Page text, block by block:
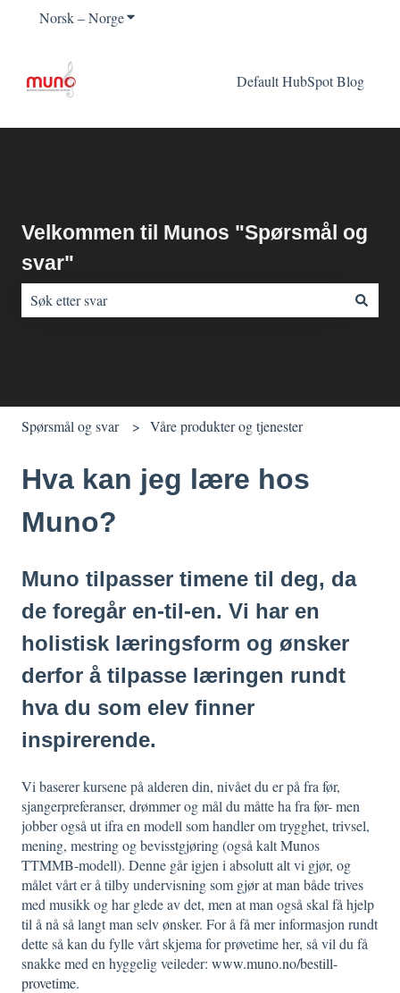
Norsk – NorgeVis undermeny for oversettelser
Default HubSpot Blog
Velkommen til Munos "Spørsmål og
svar"
Spørsmål og svar Våre produkter og tjenester
Hva kan jeg lære hos
Muno?
Muno tilpasser timene til deg, da
de foregår en-til-en. Vi har en
holistisk læringsform og ønsker
derfor å tilpasse læringen rundt
hva du som elev finner
inspirerende.
Vi baserer kursene på alderen din, nivået du er på fra før,
sjangerpreferanser, drømmer og mål du måtte ha fra før- men
jobber også ut ifra en modell som handler om trygghet, trivsel,
mening, mestring og bevisstgjøring (også kalt Munos
TTMMB-modell). Denne går igjen i absolutt alt vi gjør, og
målet vårt er å tilby undervisning som gjør at man både trives
med musikk og har glede av det, men at man også skal få hjelp
til å nå så langt man selv ønsker. For å få mer informasjon rundt
dette så kan du fylle vårt skjema for prøvetime her, så vil du få
snakke med en hyggelig veileder: www.muno.no/bestill-
provetime.